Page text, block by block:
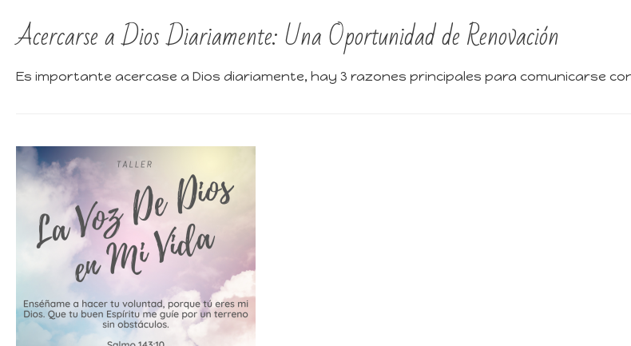
Acercarse a Dios Diariamente: Una Oportunidad de Renovación
Es importante acercase a Dios diariamente, hay 3 razones principales para comunicarse